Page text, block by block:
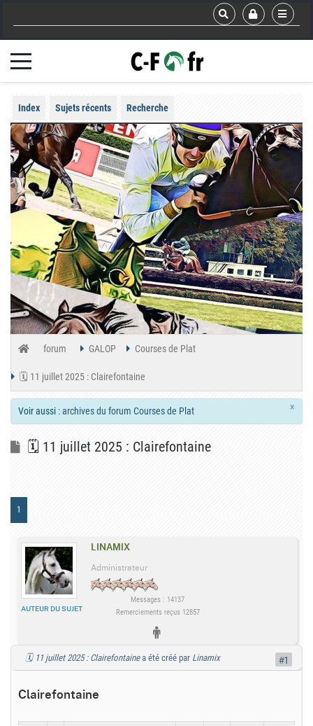
Index Sujets récents Recherche
forum GALOP Courses de Plat
🗓️ 11 juillet 2025 : Clairefontaine
×
Voir aussi :archives du forum Courses de Plat
🗓️ 11 juillet 2025 : Clairefontaine
1
LINAMIX
AUTEUR DU SUJET
Administrateur
Messages : 14137
Remerciements reçus 12857
🗓️ 11 juillet 2025 : Clairefontainea été créé par Linamix
Clairefontaine
#1